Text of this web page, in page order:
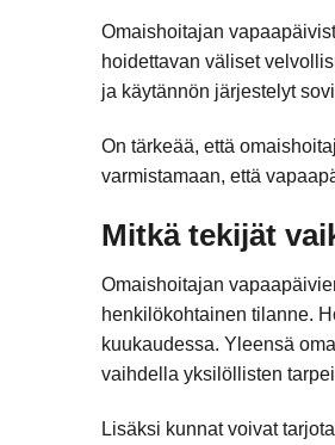
Omaishoitajan
hoidettavan väliset
ja käytännön järjestelyt
On tärkeää, että
varmistamaan, että
Mitkä tekijät
Omaishoitajan
henkilökohtainen tilanne.
kuukaudessa. Yleensä
vaihdella yksilöllisten
Lisäksi kunnat voivat